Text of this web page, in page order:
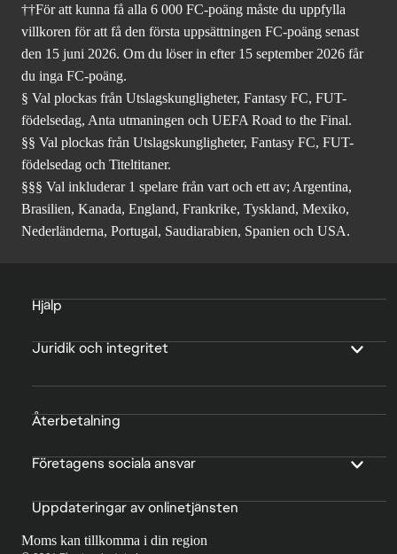
††För att kunna få alla 6 000 FC-poäng måste du uppfylla
villkoren för att få den första uppsättningen FC-poäng senast
den 15 juni 2026. Om du löser in efter 15 september 2026 får
du inga FC-poäng.
§ Val plockas från Utslagskungligheter, Fantasy FC, FUT-
födelsedag, Anta utmaningen och UEFA Road to the Final.
§§ Val plockas från Utslagskungligheter, Fantasy FC, FUT-
födelsedag och Titeltitaner.
§§§ Val inkluderar 1 spelare från vart och ett av; Argentina,
Brasilien, Kanada, England, Frankrike, Tyskland, Mexiko,
Nederländerna, Portugal, Saudiarabien, Spanien och USA.
Hjälp
Juridik och integritet
Återbetalning
Företagens sociala ansvar
Uppdateringar av onlinetjänsten
Moms kan tillkomma i din region